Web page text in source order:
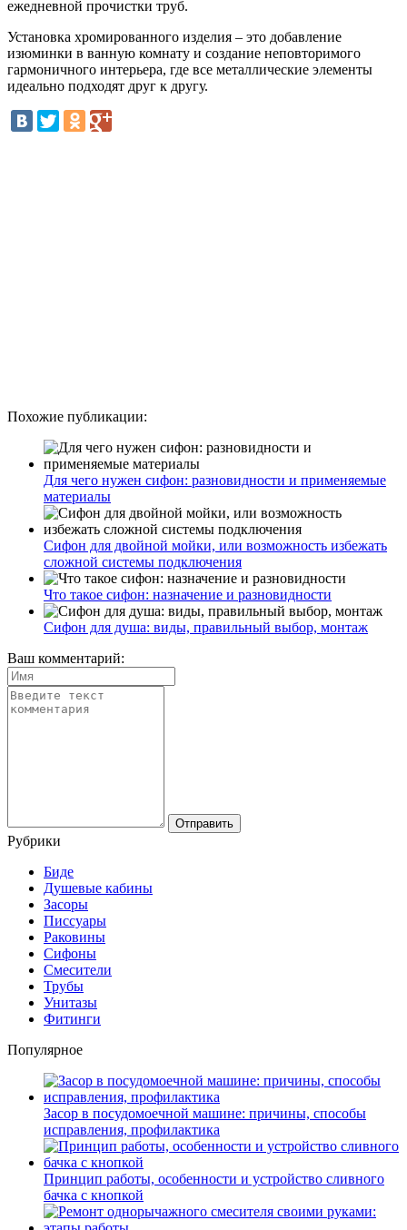
ежедневной прочистки труб.
Установка хромированного изделия – это добавление
изюминки в ванную комнату и создание неповторимого
гармоничного интерьера, где все металлические элементы
идеально подходят друг к другу.
Похожие публикации:
Для чего нужен сифон: разновидности и применяемые
материалы
Сифон для двойной мойки, или возможность избежать
сложной системы подключения
Что такое сифон: назначение и разновидности
Сифон для душа: виды, правильный выбор, монтаж
Ваш комментарий:
Рубрики
Биде
Душевые кабины
Засоры
Писсуары
Раковины
Сифоны
Смесители
Трубы
Унитазы
Фитинги
Популярное
Засор в посудомоечной машине: причины, способы
исправления, профилактика
Принцип работы, особенности и устройство сливного
бачка с кнопкой